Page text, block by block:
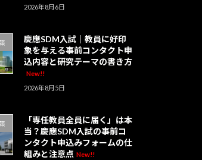
2026年8月6日
慶應SDM入試｜教員に好印
象を与える事前コンタクト申
込内容と研究テーマの書き方
New!!
2026年8月5日
「専任教員全員に届く」は本
当？慶應SDM入試の事前コ
ンタクト申込みフォームの仕
組みと注意点 New!!